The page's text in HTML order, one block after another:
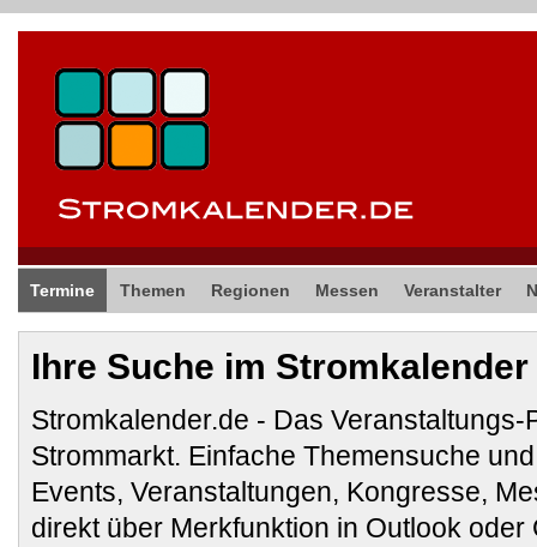
Termine Themen Regionen Messen Veranstalter
Ihre Suche im Stromkalender
Stromkalender.de - Das Veranstaltungs-
Strommarkt. Einfache Themensuche
Events, Veranstaltungen, Kongresse,
direkt über Merkfunktion in Outlook oder